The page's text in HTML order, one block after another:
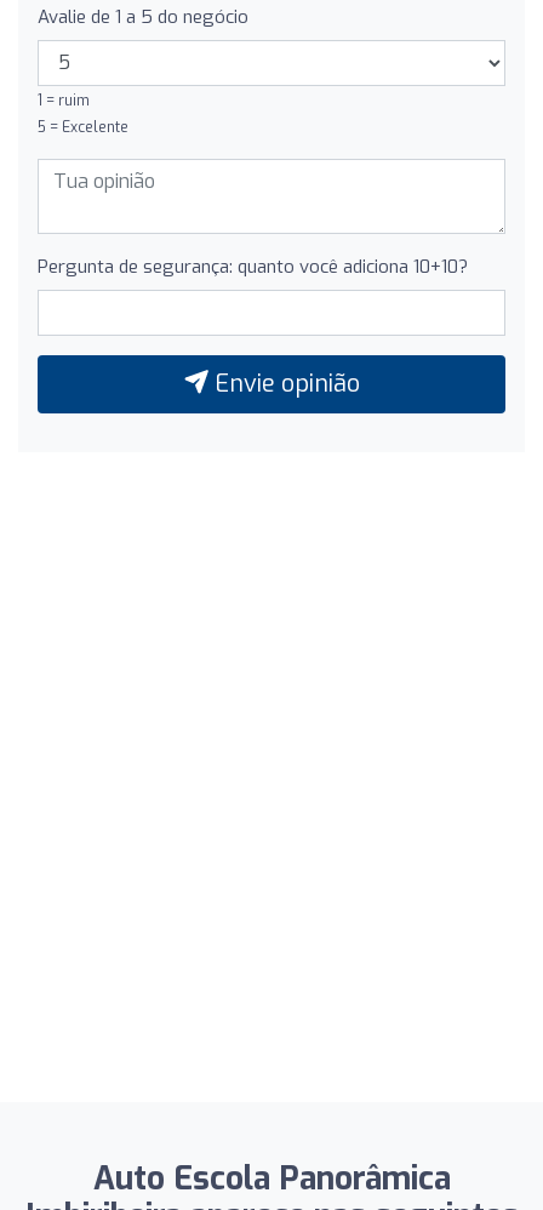
Avalie de 1 a 5 do negócio
1 = ruim
5 = Excelente
Pergunta de segurança: quanto você adiciona 10+10?
Envie opinião
Auto Escola Panorâmica